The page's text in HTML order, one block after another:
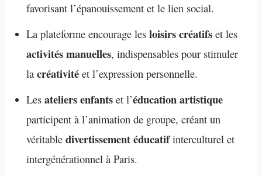
favorisant l’épanouissement et le lien social.
La plateforme encourage lesloisirs créatifs et les
activités manuelles, indispensables pour stimuler
lacréativité et l’expression personnelle.
Lesateliers enfants et l’éducation artistique
participent à l’animation de groupe, créant un
véritabledivertissement éducatifinterculturel et
intergénérationnel à Paris.